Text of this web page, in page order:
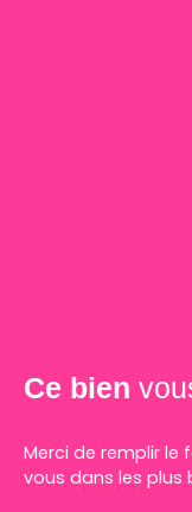
Ce bien
Merci de remplir le
vous dans les plus